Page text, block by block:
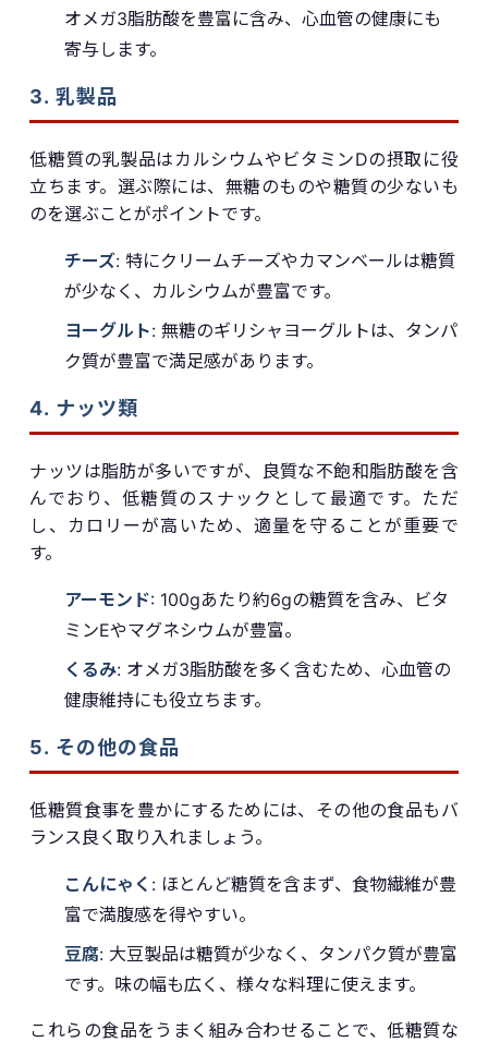
オメガ3脂肪酸を豊富に含み、心血管の健康にも
寄与します。
3. 乳製品
低糖質の乳製品はカルシウムやビタミンDの摂取に役
立ちます。選ぶ際には、無糖のものや糖質の少ないも
のを選ぶことがポイントです。
チーズ: 特にクリームチーズやカマンベールは糖質
が少なく、カルシウムが豊富です。
ヨーグルト: 無糖のギリシャヨーグルトは、タンパ
ク質が豊富で満足感があります。
4. ナッツ類
ナッツは脂肪が多いですが、良質な不飽和脂肪酸を含
んでおり、低糖質のスナックとして最適です。ただ
し、カロリーが高いため、適量を守ることが重要で
す。
アーモンド: 100gあたり約6gの糖質を含み、ビタ
ミンEやマグネシウムが豊富。
くるみ: オメガ3脂肪酸を多く含むため、心血管の
健康維持にも役立ちます。
5. その他の食品
低糖質食事を豊かにするためには、その他の食品もバ
ランス良く取り入れましょう。
こんにゃく : ほとんど糖質を含まず、食物繊維が豊
富で満腹感を得やすい。
豆腐: 大豆製品は糖質が少なく、タンパク質が豊富
です。味の幅も広く、様々な料理に使えます。
これらの食品をうまく組み合わせることで、低糖質な